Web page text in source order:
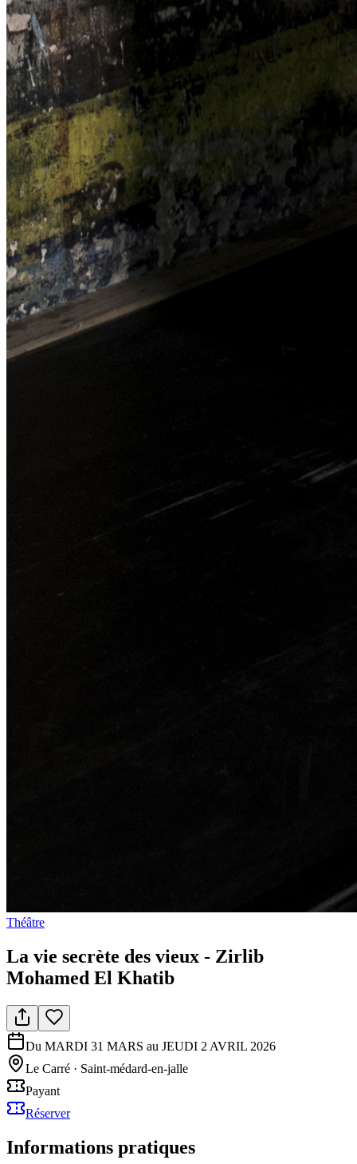
Théâtre
La vie secrète des vieux - Zirlib
Mohamed El Khatib
Du MARDI 31 MARS au JEUDI 2 AVRIL 2026
Le Carré · Saint-médard-en-jalle
Payant
Réserver
Informations pratiques